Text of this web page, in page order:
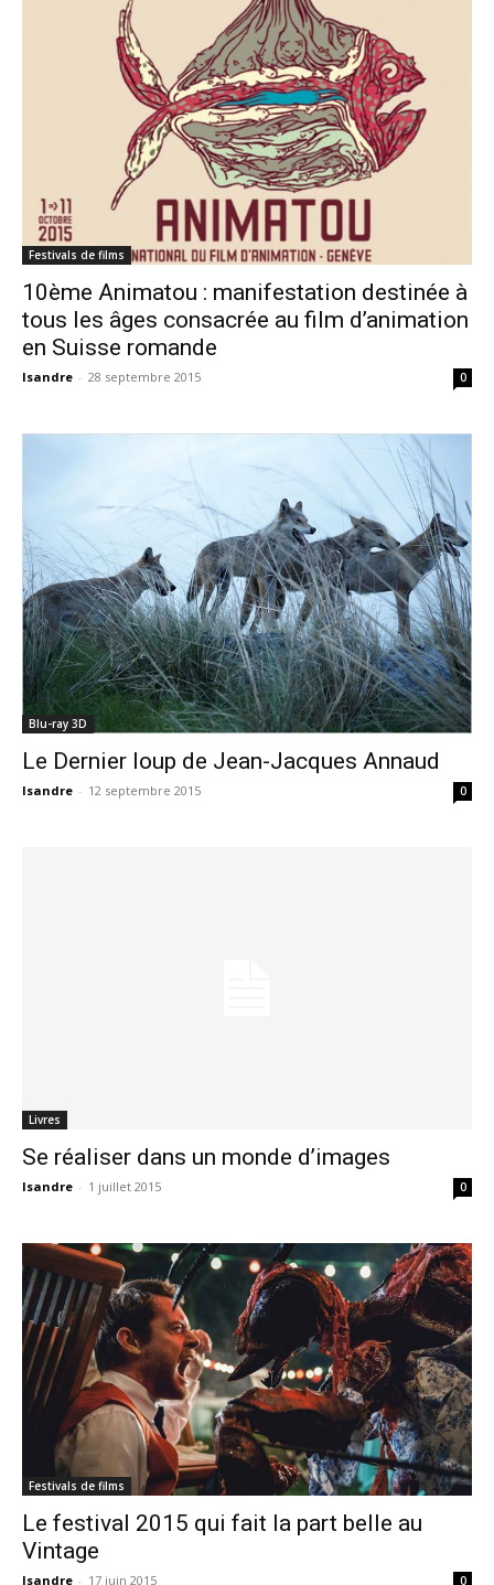
Festivals de films
10ème Animatou : manifestation destinée à
tous les âges consacrée au film d’animation
en Suisse romande
Isandre - 28 septembre 2015 0
Blu-ray 3D
Le Dernier loup de Jean-Jacques Annaud
Isandre - 12 septembre 2015 0
Livres
Se réaliser dans un monde d’images
Isandre - 1 juillet 2015 0
Festivals de films
Le festival 2015 qui fait la part belle au
Vintage
Isandre - 17 juin 2015 0